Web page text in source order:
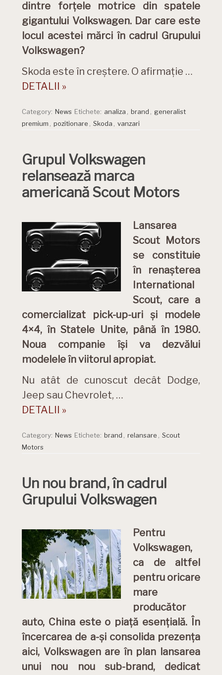
dintre forțele motrice din spatele
gigantului Volkswagen. Dar care este
locul acestei mărci în cadrul Grupului
Volkswagen?
Skoda este în creștere. O afirmație …
DETALII »
Category: News Etichete: analiza brand
generalist
premium
pozitionare Skoda vanzari
Grupul Volkswagen
relansează marca
americană Scout Motors
Lansarea
Scout Motors
se constituie
în renașterea
International
Scout, care a
comercializat pick-up-uri și modele
4×4, în Statele Unite, până în 1980.
Noua companie își va dezvălui
modelele în viitorul apropiat.
Nu atât de cunoscut decât Dodge,
Jeep sau Chevrolet, …
DETALII »
Category: News Etichete: brand relansare
Scout
Motors
Un nou brand, în cadrul
Grupului Volkswagen
Pentru
Volkswagen,
ca de altfel
pentru oricare
mare
producător
auto, China este o piață esențială. În
încercarea de a-și consolida prezența
aici, Volkswagen are în plan lansarea
unui nou nou sub-brand, dedicat